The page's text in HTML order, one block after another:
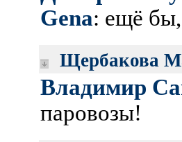
Gena: ещё бы,
Щербакова
Владимир
паровозы!